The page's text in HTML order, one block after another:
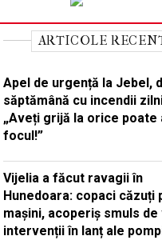
ARTICOLE
Apel de urgență la Jebel,
săptămână cu incendii
„Aveți grijă la orice poate
focul!”
Vijelia a făcut ravagii în
Hunedoara: copaci căzuți
mașini, acoperiș smuls de
intervenții în lanț ale